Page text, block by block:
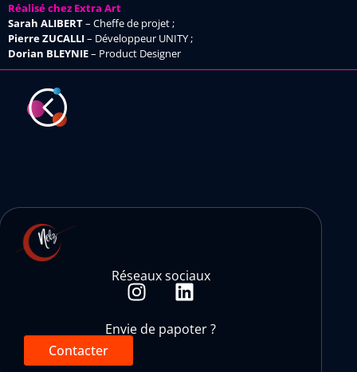
Réalisé chez Extra Art
Sarah ALIBERT– Cheffe de projet ;
Pierre ZUCALLI– Développeur UNITY ;
Dorian BLEYNIE– Product Designer
Réseaux sociaux
Envie de papoter ?
Contacter